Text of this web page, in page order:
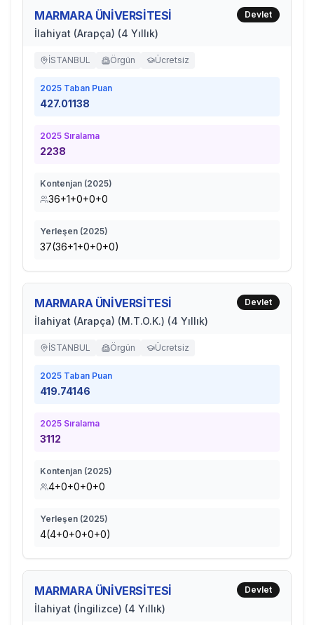
MARMARA ÜNİVERSİTESİ
İlahiyat (Arapça) (4 Yıllık)
Devlet
İSTANBUL Örgün Ücretsiz
2025 Taban Puan
427.01138
2025 Sıralama
2238
Kontenjan (2025)
36+1+0+0+0
Yerleşen (2025)
37(36+1+0+0+0)
MARMARA ÜNİVERSİTESİ
İlahiyat (Arapça) (M.T.O.K.) (4 Yıllık)
Devlet
İSTANBUL Örgün Ücretsiz
2025 Taban Puan
419.74146
2025 Sıralama
3112
Kontenjan (2025)
4+0+0+0+0
Yerleşen (2025)
4(4+0+0+0+0)
MARMARA ÜNİVERSİTESİ
İlahiyat (İngilizce) (4 Yıllık)
Devlet